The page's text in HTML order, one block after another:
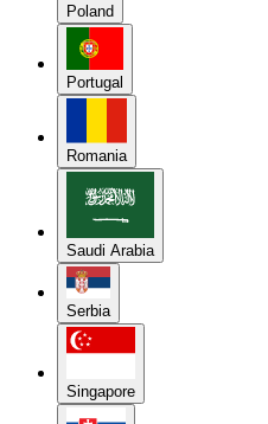
Poland
Portugal
Romania
Saudi Arabia
Serbia
Singapore